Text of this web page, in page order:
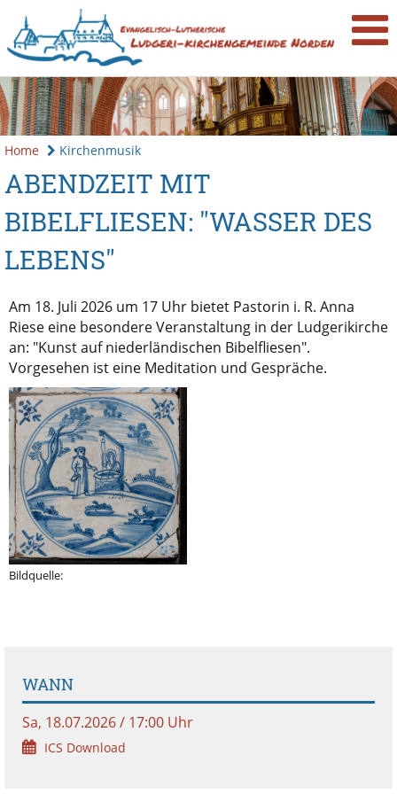
Home Kirchenmusik
ABENDZEIT MIT
BIBELFLIESEN: "WASSER DES
LEBENS"
Am 18. Juli 2026 um 17 Uhr bietet Pastorin i. R. Anna
Riese eine besondere Veranstaltung in der Ludgerikirche
an: "Kunst auf niederländischen Bibelfliesen".
Vorgesehen ist eine Meditation und Gespräche.
Bildquelle:
WANN
Sa, 18.07.2026 / 17:00 Uhr
ICS Download